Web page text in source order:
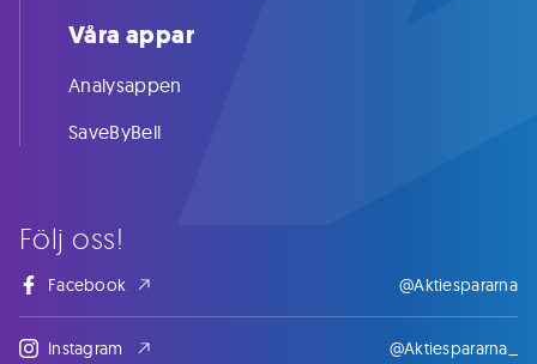
Följ oss!
Facebook @Aktiespararna
Instagram @Aktiespararna_
Våra appar
Analysappen
SaveByBell